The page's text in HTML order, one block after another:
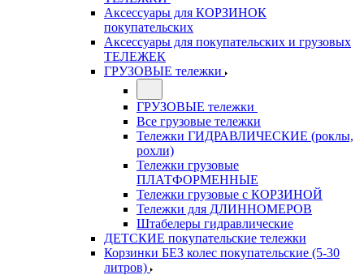
Аксессуары для КОРЗИНОК
покупательских
Аксессуары для покупательских и грузовых
ТЕЛЕЖЕК
ГРУЗОВЫЕ тележки
ГРУЗОВЫЕ тележки
Все грузовые тележки
Тележки ГИДРАВЛИЧЕСКИЕ (роклы,
рохли)
Тележки грузовые
ПЛАТФОРМЕННЫЕ
Тележки грузовые с КОРЗИНОЙ
Тележки для ДЛИННОМЕРОВ
Штабелеры гидравлические
ДЕТСКИЕ покупательские тележки
Корзинки БЕЗ колес покупательские (5-30
литров)